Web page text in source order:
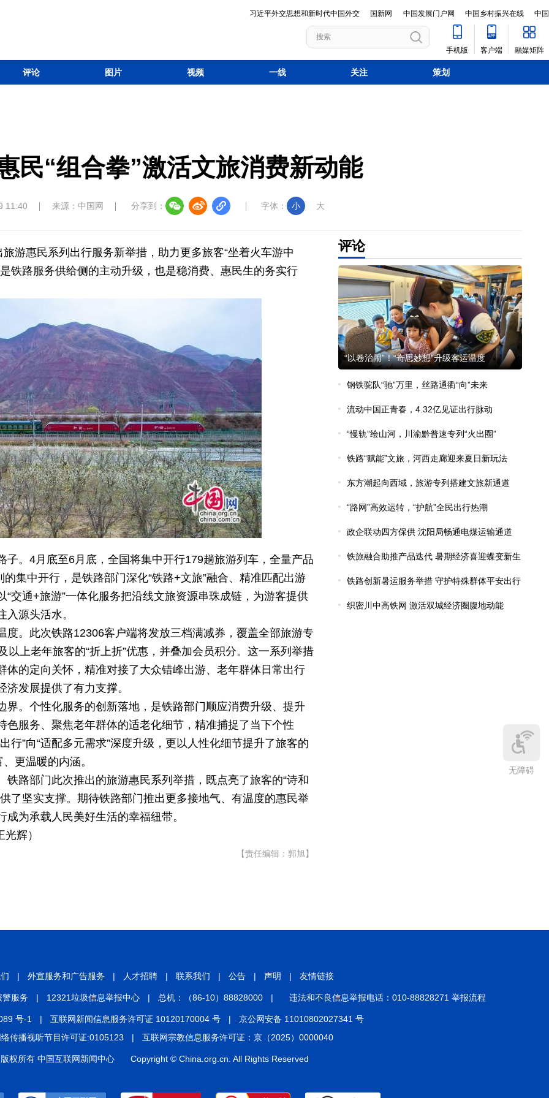
习近平外交思想和新时代中国外交 国新网 中国发展门户网 中国乡村振兴在线 中
手机版 客户端 融媒矩阵
评论 图片 视频 一线 关注 策划
民“组合拳”激活文旅消费新动能
11:40 来源：中国网 分享到： 字体： 小 大
游惠民系列出行服务新举措，助力更多旅客“坐着火车游中
铁路服务供给侧的主动升级，也是稳消费、惠民生的务实行
子。4月底至6月底，全国将集中开行179趟旅游列车，全量产品
集中开行，是铁路部门深化“铁路+文旅”融合、精准匹配出游
交通+旅游”一体化服务把沿线文旅资源串珠成链，为游客提供
源头活水。
度。此次铁路12306客户端将发放三档满减券，覆盖全部旅游专
上老年旅客的“折上折”优惠，并叠加会员积分。这一系列举措
体的定向关怀，精准对接了大众错峰出游、老年群体日常出行
发展提供了有力支撑。
界。个性化服务的创新落地，是铁路部门顺应消费升级、提升
服务、聚焦老年群体的适老化细节，精准捕捉了当下个性
行”向“适配多元需求”深度升级，更以人性化细节提升了旅客的
更温暖的内涵。
路部门此次推出的旅游惠民系列举措，既点亮了旅客的“诗和
了坚实支撑。期待铁路部门推出更多接地气、有温度的惠民举
为承载人民美好生活的幸福纽带。
辉）
【责任编辑：郭旭】
| 外宣服务和广告服务 | 人才招聘 | 联系我们 | 公告 | 声明 | 友情链接
服务 | 12321垃圾信息举报中心 | 总机：（86-10）88828000 | 违法和不良信息举报电话：010-88828271 举报流程
号-1 | 互联网新闻信息服务许可证 10120170004 号 |
京公网安备 11010802027341 号
传播视听节目许可证:0105123
| 互联网宗教信息服务许可证：京（2025）0000040
版权所有 中国互联网新闻中心 Copyright © China.org.cn. All Rights Reserved
无障碍